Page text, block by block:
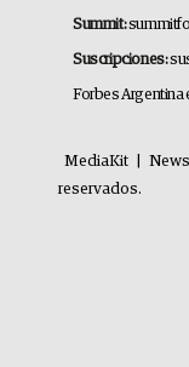
Summit:
Suscripciones:
Forbes Argentina
MediaKit
reservados.